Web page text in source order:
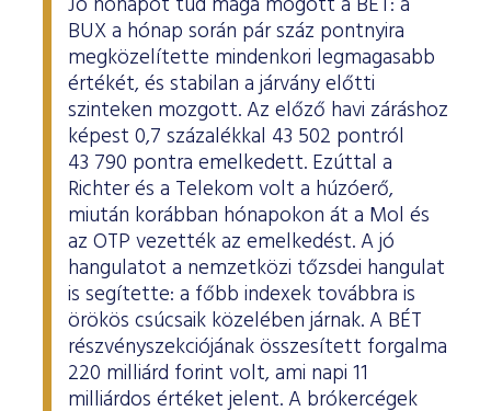
BUX a hónap során pár száz pontnyira
megközelítette mindenkori legmagasabb
értékét, és stabilan a járvány előtti
szinteken mozgott. Az előző havi záráshoz
képest 0,7 százalékkal 43 502 pontról
43 790 pontra emelkedett. Ezúttal a
Richter és a Telekom volt a húzóerő,
miután korábban hónapokon át a Mol és
az OTP vezették az emelkedést. A jó
hangulatot a nemzetközi tőzsdei hangulat
is segítette: a főbb indexek továbbra is
örökös csúcsaik közelében járnak. A BÉT
részvényszekciójának összesített forgalma
220 milliárd forint volt, ami napi 11
milliárdos értéket jelent. A brókercégek